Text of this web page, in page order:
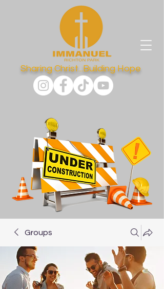
Sharing Christ...Building Hope
Groups